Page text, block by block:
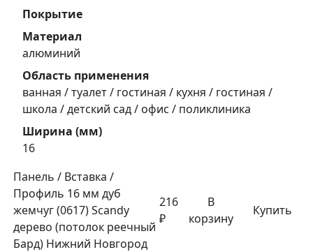
Покрытие
Материал
алюминий
Область применения
ванная / туалет / гостиная / кухня / гостиная /
школа / детский сад / офис / поликлиника
Ширина (мм)
16
Панель / Вставка /
Профиль 16 мм дуб
жемчуг (0617) Sсandy
дерево (потолок реечный
Бард) Нижний Новгород
216
₽
В
корзину
Купить